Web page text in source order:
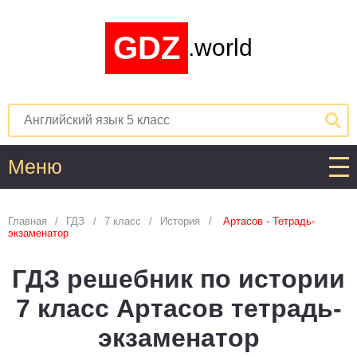
GDZ .world
Меню
1
2
Английский язык
1
2 3 4 5 6 7 8 9 10
11
Астрономия
Главная ГДЗ 7 класс История
Артасов - Тетрадь-
экзаменатор
ГДЗ решебник по истории
7 класс Артасов тетрадь-
экзаменатор